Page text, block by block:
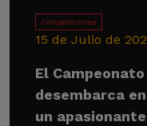
Competiciones
15 de Julio de
El
desembarca
un